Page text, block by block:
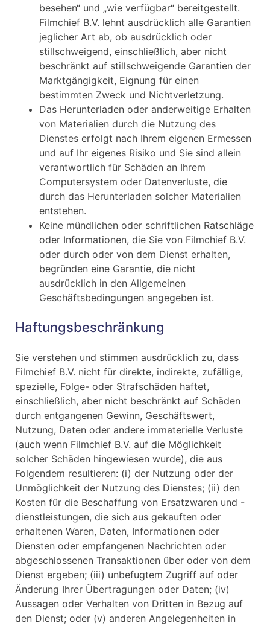
besehen“ und „wie verfügbar“ bereitgestellt.
Filmchief B.V. lehnt ausdrücklich alle Garantien
jeglicher Art ab, ob ausdrücklich oder
stillschweigend, einschließlich, aber nicht
beschränkt auf stillschweigende Garantien der
Marktgängigkeit, Eignung für einen
bestimmten Zweck und Nichtverletzung.
Das Herunterladen oder anderweitige Erhalten
von Materialien durch die Nutzung des
Dienstes erfolgt nach Ihrem eigenen Ermessen
und auf Ihr eigenes Risiko und Sie sind allein
verantwortlich für Schäden an Ihrem
Computersystem oder Datenverluste, die
durch das Herunterladen solcher Materialien
entstehen.
Keine mündlichen oder schriftlichen Ratschläge
oder Informationen, die Sie von Filmchief B.V.
oder durch oder von dem Dienst erhalten,
begründen eine Garantie, die nicht
ausdrücklich in den Allgemeinen
Geschäftsbedingungen angegeben ist.
Haftungsbeschränkung
Sie verstehen und stimmen ausdrücklich zu, dass
Filmchief B.V. nicht für direkte, indirekte, zufällige,
spezielle, Folge- oder Strafschäden haftet,
einschließlich, aber nicht beschränkt auf Schäden
durch entgangenen Gewinn, Geschäftswert,
Nutzung, Daten oder andere immaterielle Verluste
(auch wenn Filmchief B.V. auf die Möglichkeit
solcher Schäden hingewiesen wurde), die aus
Folgendem resultieren: (i) der Nutzung oder der
Unmöglichkeit der Nutzung des Dienstes; (ii) den
Kosten für die Beschaffung von Ersatzwaren und -
dienstleistungen, die sich aus gekauften oder
erhaltenen Waren, Daten, Informationen oder
Diensten oder empfangenen Nachrichten oder
abgeschlossenen Transaktionen über oder von dem
Dienst ergeben; (iii) unbefugtem Zugriff auf oder
Änderung Ihrer Übertragungen oder Daten; (iv)
Aussagen oder Verhalten von Dritten in Bezug auf
den Dienst; oder (v) anderen Angelegenheiten in